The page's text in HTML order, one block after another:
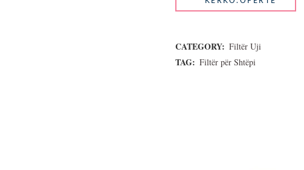
CATEGORY: Filtër Uji
TAG: Filtër për Shtëpi